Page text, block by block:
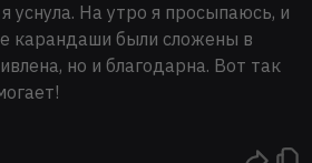
уснула. На утро я просыпаюсь, и
карандаши были сложены в
но и благодарна. Вот так